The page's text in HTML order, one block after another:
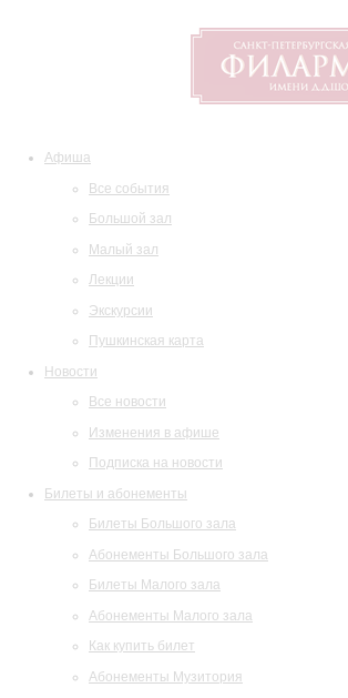
Афиша
Все события
Большой зал
Малый зал
Лекции
Экскурсии
Пушкинская карта
Новости
Все новости
Изменения в афише
Подписка на новости
Билеты и абонементы
Билеты Большого зала
Абонементы Большого зала
Билеты Малого зала
Абонементы Малого зала
Как купить билет
Абонементы Музитория